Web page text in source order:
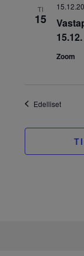
TI
15
15.12.
Zoom
Edelliset